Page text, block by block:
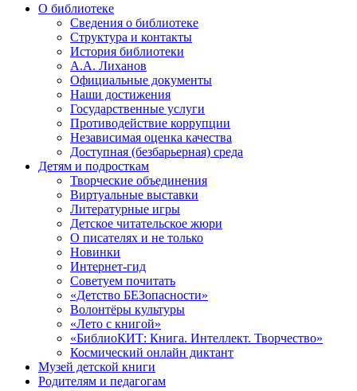
О библиотеке
Сведения о библиотеке
Структура и контакты
История библиотеки
А.А. Лиханов
Официальные документы
Наши достижения
Государственные услуги
Противодействие коррупции
Независимая оценка качества
Доступная (безбарьерная) среда
Детям и подросткам
Творческие объединения
Виртуальные выставки
Литературные игры
Детское читательское жюри
О писателях и не только
Новинки
Интернет-гид
Советуем почитать
«Детство БЕЗопасности»
Волонтёры культуры
«Лето с книгой»
«БиблиоКИТ: Книга. Интеллект. Творчество»
Космический онлайн диктант
Музей детской книги
Родителям и педагогам